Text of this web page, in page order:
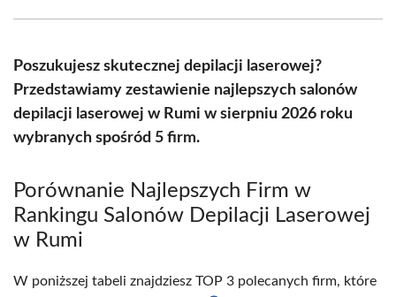
(Twitter)
Poszukujesz skutecznej depilacji laserowej?
Przedstawiamy zestawienie najlepszych salonów
depilacji laserowej w Rumi w sierpniu 2026 roku
wybranych spośród 5 firm.
Porównanie Najlepszych Firm w
Rankingu Salonów Depilacji Laserowej
w Rumi
W poniższej tabeli znajdziesz TOP 3 polecanych firm, które